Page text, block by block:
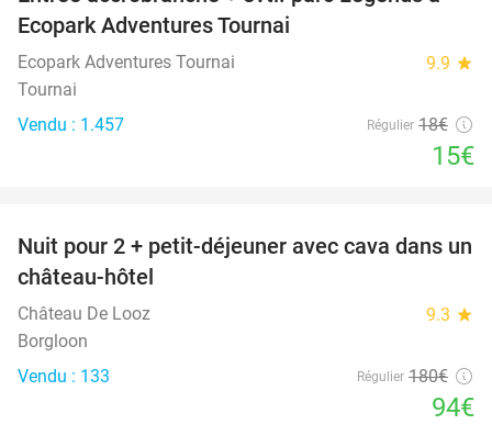
Ecopark Adventures Tournai
Ecopark Adventures Tournai 9.9 star
Tournai
Vendu : 1.457
Régulier 18€
15€
48%
Nuit pour 2 + petit-déjeuner avec cava dans un
château-hôtel
Château De Looz 9.3 star
Borgloon
Vendu : 133
Régulier 180€
94€